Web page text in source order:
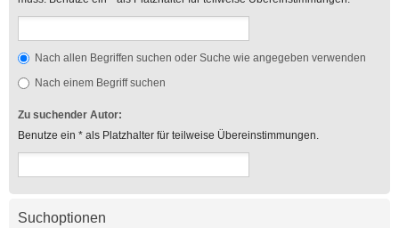
Nach allen Begriffen suchen oder Suche wie angegeben verwenden
Nach einem Begriff suchen
Zu suchender Autor:
Benutze ein * als Platzhalter für teilweise Übereinstimmungen.
Suchoptionen